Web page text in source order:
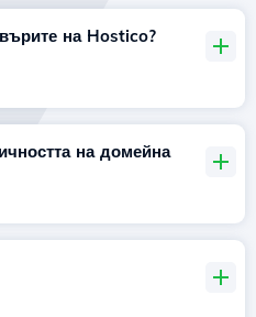
на Hostico?
на домейна